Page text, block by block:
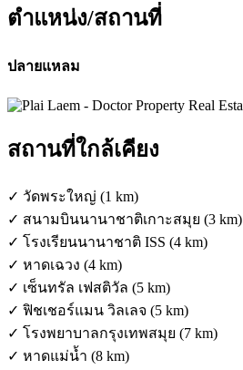
ตำแหน่ง/สถานที่
ปลายแหลม
สถานที่ใกล้เคียง
✓ วัดพระใหญ่ (1 km)
✓ สนามบินนานาชาติเกาะสมุย (3 km)
✓ โรงเรียนนานาชาติ ISS (4 km)
✓ หาดเฉวง (4 km)
✓ เซ็นทรัล เฟสติวัล (5 km)
✓ ฟิชเชอร์แมน วิลเลจ (5 km)
✓ โรงพยาบาลกรุงเทพสมุย (7 km)
✓ หาดแม่น้ำ (8 km)